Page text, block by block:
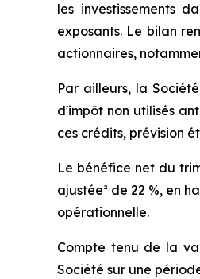
les investissements
exposants. Le bilan
actionnaires,
Par ailleurs, la
d'impôt non utilisés
ces crédits, prévision
Le bénéfice net du
ajustée² de 22 %, en
opérationnelle.
Compte tenu de la
Société sur une